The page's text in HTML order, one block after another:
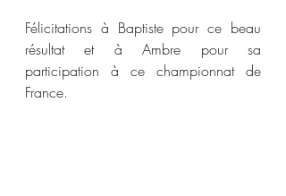
Félicitations à Baptiste pour ce beau
résultat et à Ambre pour sa
participation à ce championnat de
France.